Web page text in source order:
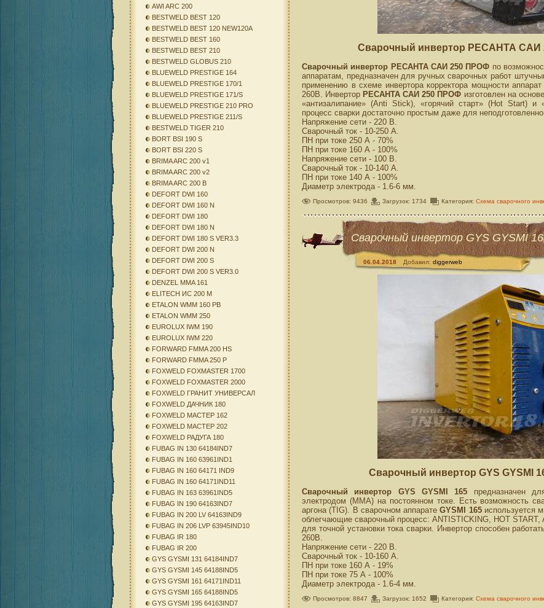
Сварочный инвертор РЕСАНТА САИ
Сварочный инвертор РЕСАНТА САИ 250 ПРОФ по
аппаратам, предназначен для ручных сварочных работ
применению в схеме инвертора корректора мощности
260В. Инвертор РЕСАНТА САИ 250 ПРОФ изготовлен на
«антизалипание» (Anti Stick), «горячий старт» (Hot Start)
процесс сварки достаточно простым даже для
Напряжение сети - 220 В.
Сварочный ток - 10-250 А.
ПН при токе 250 А - 70%
ПН при токе 160 А - 100%
Напряжение сети - 100 В.
Сварочный ток - 10-140 А.
ПН при токе 140 А - 100%
Диаметр электрода - 1.6-6 мм.
Просмотров: 9436 Загрузок: 1734 Категория: Схема сварочного
Сварочный инвертор GYS GYSMI
06.04.2018 Добавил: diggerweb
Сварочный инвертор GYS GYSMI
Сварочный инвертор GYS GYSMI 165 предназначен
электродом (MMA) на постоянном токе. Есть возможность
аргона (TIG). В сварочном аппаратеGYSMI 165используется
облегчающие сварочный процесс: ANTISTICKING, HOT
для точной установки тока сварки. Инвертор способен
260В.
Напряжение сети - 220 В.
Сварочный ток - 10-160 А.
ПН при токе 160 А - 19%
ПН при токе 75 А - 100%
Диаметр электрода - 1.6-4 мм.
Просмотров: 8847 Загрузок: 1652 Категория: Схема сварочного
AWI ARC 200
BESTWELD BEST 120
BESTWELD BEST 120 NEW120A
BESTWELD BEST 160
BESTWELD BEST 210
BESTWELD GLOBUS 210
BLUEWELD PRESTIGE 164
BLUEWELD PRESTIGE 170/1
BLUEWELD PRESTIGE 171/S
BLUEWELD PRESTIGE 210 PRO
BLUEWELD PRESTIGE 211/S
BESTWELD TIGER 210
BORT BSI 190 S
BORT BSI 220 S
BRIMA ARC 200 v1
BRIMA ARC 200 v2
BRIMA ARC 200 B
DEFORT DWI 160
DEFORT DWI 160 N
DEFORT DWI 180
DEFORT DWI 180 N
DEFORT DWI 180 S VER3.3
DEFORT DWI 200 N
DEFORT DWI 200 S
DEFORT DWI 200 S VER3.0
DENZEL MMA 161
ELITECH ИС 200 М
ETALON WMM 160 PB
ETALON WMM 250
EUROLUX IWM 190
EUROLUX IWM 220
FORWARD FMMA 200 HS
FORWARD FMMA 250 P
FOXWELD FOXMASTER 1700
FOXWELD FOXMASTER 2000
FOXWELD ГРАНИТ УНИВЕРСАЛ
FOXWELD ДАЧНИК 180
FOXWELD МАСТЕР 162
FOXWELD МАСТЕР 202
FOXWELD РАДУГА 180
FUBAG IN 130 64184IND7
FUBAG IN 160 63961IND1
FUBAG IN 160 64171 IND9
FUBAG IN 160 64171IND11
FUBAG IN 163 63961IND5
FUBAG IN 190 64163IND7
FUBAG IN 200 LV 64163IND9
FUBAG IN 206 LVP 63945IND10
FUBAG IR 180
FUBAG IR 200
GYS GYSMI 131 64184IND7
GYS GYSMI 145 64188IND5
GYS GYSMI 161 64171IND11
GYS GYSMI 165 64188IND5
GYS GYSMI 195 64163IND7